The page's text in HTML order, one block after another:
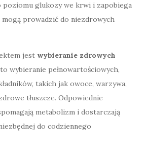
poziomu glukozy we krwi i zapobiega
mogą prowadzić do niezdrowych
jest wybieranie zdrowych
wybieranie pełnowartościowych,
takich jak owoce, warzywa,
tłuszcze. Odpowiednie
metabolizm i dostarczają
do codziennego